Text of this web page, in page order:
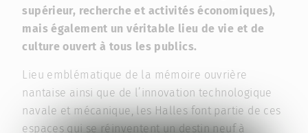
supérieur, recherche et activités économiques),
mais également un véritable lieu de vie et de
culture ouvert à tous les publics.
Lieu emblématique de la mémoire ouvrière
nantaise ainsi que de l’innovation technologique
navale et mécanique, les Halles font partie de ces
espaces qui se réinventent un destin neuf à